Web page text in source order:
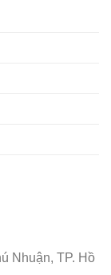
Nhuận, TP. Hồ